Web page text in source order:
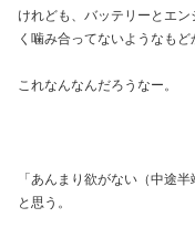
けれども、バッテリーとエ
く噛み合ってないようなもど
これなんなんだろうなー。
「あんまり欲がない（中途
と思う。